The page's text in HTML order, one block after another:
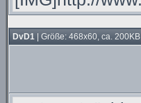
DvD1 | Größe: 468x60, ca. 200KB